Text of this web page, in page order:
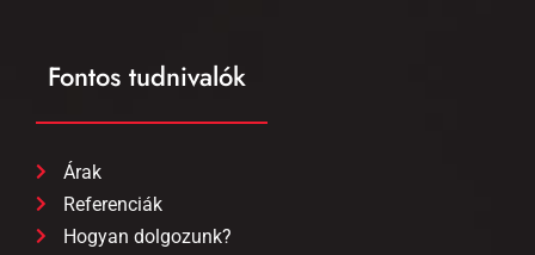
Fontos tudnivalók
Árak
Referenciák
Hogyan dolgozunk?